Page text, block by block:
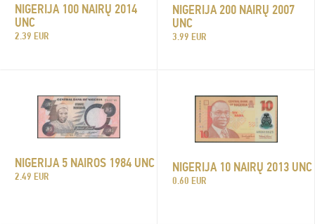
NIGERIJA 100 NAIRŲ 2014
UNC
2.39 EUR
NIGERIJA 200 NAIRŲ 2007
UNC
3.99 EUR
NIGERIJA 5 NAIROS 1984 UNC
2.49 EUR
NIGERIJA 10 NAIRŲ 2013 UNC
0.60 EUR